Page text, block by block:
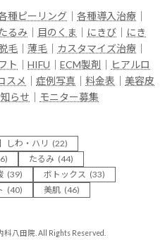
種ピーリング 各種導入治療
るみ 目のくま にきび
にき
毛 薄毛 カスタマイズ治療
ト
HIFU ECM製剤
ヒアルロ
スメ 症例写真 料金表
美容皮
らせ モニター募集
しわ・ハリ (22)
たるみ (44)
(39) ボトックス (33)
(40) 美肌 (46)
八田院. All Rights Reserved.